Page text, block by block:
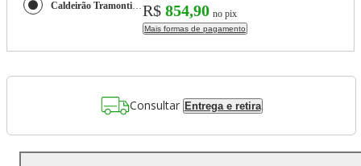
Caldeirão Tramontina Professional Gourmet Inox - 28cmR$ 854,90 no pix
Mais formas de pagamento
Consultar Entrega e retira